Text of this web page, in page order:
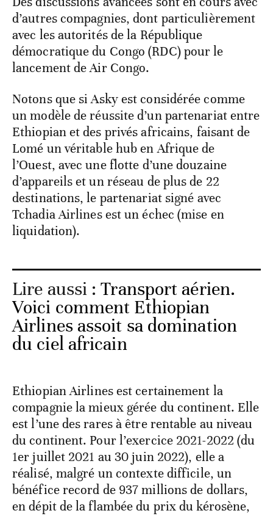
d’autres compagnies, dont particulièrement
avec les autorités de la République
démocratique du Congo (RDC) pour le
lancement de Air Congo.
Notons que si Asky est considérée comme
un modèle de réussite d’un partenariat entre
Ethiopian et des privés africains, faisant de
Lomé un véritable hub en Afrique de
l’Ouest, avec une flotte d’une douzaine
d’appareils et un réseau de plus de 22
destinations, le partenariat signé avec
Tchadia Airlines est un échec (mise en
liquidation).
Lire aussi :Transport aérien.
Voici comment Ethiopian
Airlines assoit sa domination
du ciel africain
Ethiopian Airlines est certainement la
compagnie la mieux gérée du continent. Elle
est l’une des rares à être rentable au niveau
du continent. Pour l’exercice 2021-2022 (du
1er juillet 2021 au 30 juin 2022), elle a
réalisé, malgré un contexte difficile, un
bénéfice record de 937 millions de dollars,
en dépit de la flambée du prix du kérosène,